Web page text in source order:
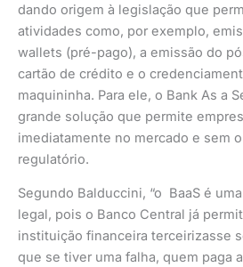
dando origem à legislação que
atividades como, por exemplo,
wallets (pré-pago), a emissão do
cartão de crédito e o
maquininha. Para ele, o Bank As a
grande solução que permite
imediatamente no mercado e sem
regulatório.
Segundo Balduccini, “o BaaS é
legal, pois o Banco Central já
instituição financeira terceirizasse
que se tiver uma falha, quem paga